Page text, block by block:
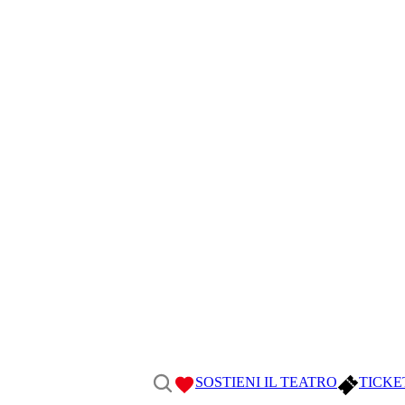
SOSTIENI IL TEATRO